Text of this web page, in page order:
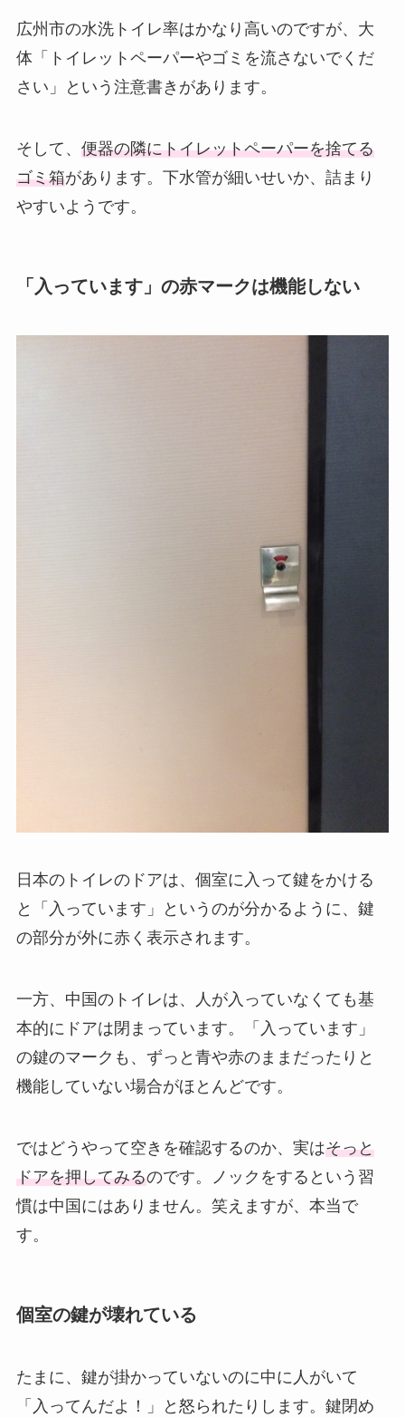
広州市の水洗トイレ率はかなり高いのですが、大
体「トイレットペーパーやゴミを流さないでくだ
さい」という注意書きがあります。
そして、 便器の隣にトイレットペーパーを捨てる
ゴミ箱があります。下水管が細いせいか、詰まり
やすいようです。
「入っています」の赤マークは機能しない
日本のトイレのドアは、個室に入って鍵をかける
と「入っています」というのが分かるように、鍵
の部分が外に赤く表示されます。
一方、中国のトイレは、人が入っていなくても基
本的にドアは閉まっています。「入っています」
の鍵のマークも、ずっと青や赤のままだったりと
機能していない場合がほとんどです。
ではどうやって空きを確認するのか、実はそっと
ドアを押してみるのです。ノックをするという習
慣は中国にはありません。笑えますが、本当で
す。
個室の鍵が壊れている
たまに、鍵が掛かっていないのに中に人がいて
「入ってんだよ！」と怒られたりします。鍵閉め